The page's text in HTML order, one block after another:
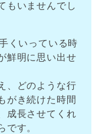
もいませんでし
くいっている時
鮮明に思い出せ
、どのような行
がき続けた時間
成長させてくれ
です。